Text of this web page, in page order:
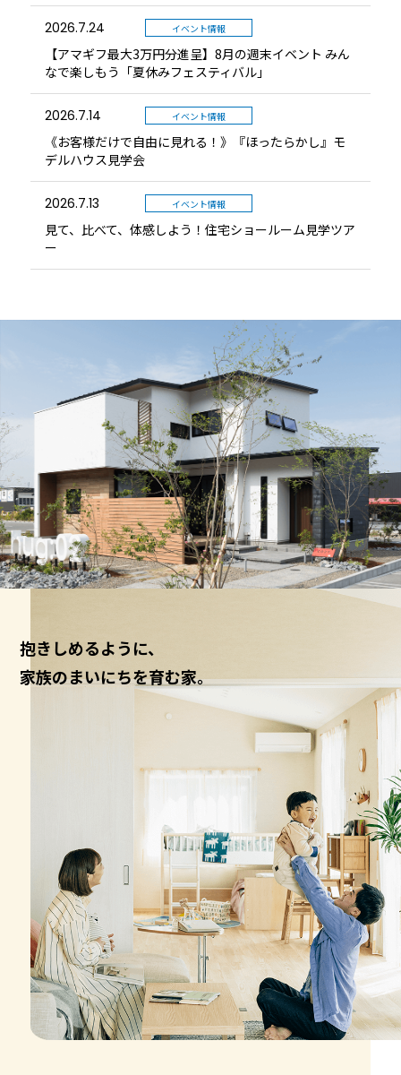
2026.7.24 イベント情報
【アマギフ最大3万円分進呈】8月の週末イベント みん
なで楽しもう「夏休みフェスティバル」
2026.7.14 イベント情報
《お客様だけで自由に見れる！》『ほったらかし』モ
デルハウス見学会
2026.7.13 イベント情報
見て、比べて、体感しよう！住宅ショールーム見学ツア
ー
抱きしめるように、
家族のまいにちを育む家。